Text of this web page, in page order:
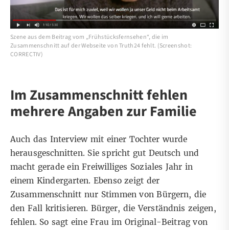
Szene aus dem Beitrag vom „Frühstücksfernsehen“, die im
Zusammenschnitt auf der Webseite von Truth24 fehlt. (Screenshot:
CORRECTIV)
Im Zusammenschnitt fehlen
mehrere Angaben zur Familie
Auch das Interview mit einer Tochter wurde
herausgeschnitten. Sie spricht gut Deutsch und
macht gerade ein Freiwilliges Soziales Jahr in
einem Kindergarten. Ebenso zeigt der
Zusammenschnitt nur Stimmen von Bürgern, die
den Fall kritisieren. Bürger, die Verständnis zeigen,
fehlen. So sagt eine Frau im Original-Beitrag von